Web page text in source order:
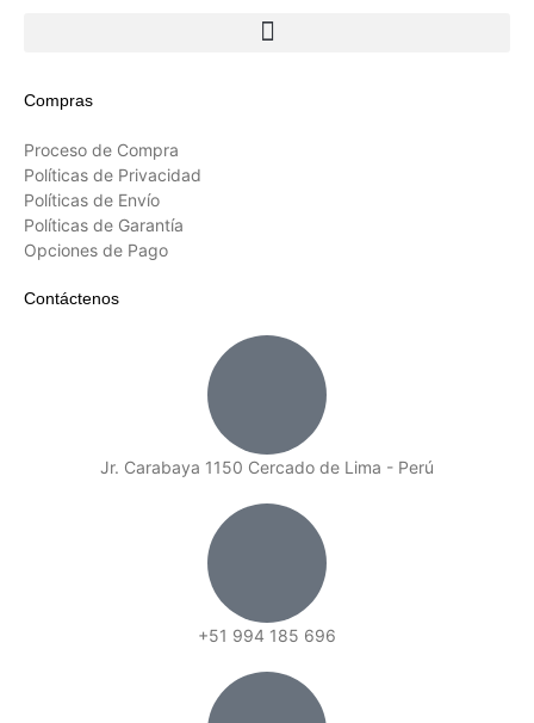
Compras
Proceso de Compra
Políticas de Privacidad
Políticas de Envío
Políticas de Garantía
Opciones de Pago
Contáctenos
Jr. Carabaya 1150 Cercado de Lima - Perú
+51 994 185 696